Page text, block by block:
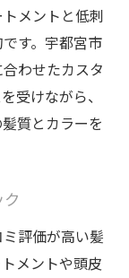
秘訣
訣
慣ポイント
方のコツ
ア術
り入れ方
践例
メントと低刺
す。宇都宮市
わせたカスタ
受けながら、
質とカラーを
ク
評価が高い髪
メントや頭皮